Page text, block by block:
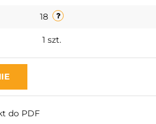
18
1 szt.
do PDF